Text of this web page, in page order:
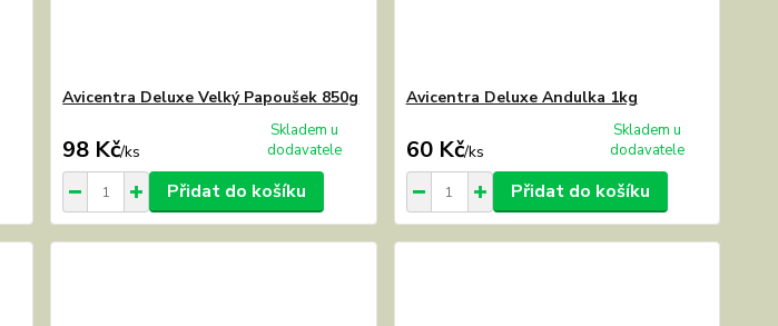
Avicentra Deluxe Velký Papoušek 850g
98 Kč/ks
Skladem u
dodavatele
Přidat do košíku
Avicentra Deluxe Andulka 1kg
60 Kč/ks
Skladem u
dodavatele
Přidat do košíku